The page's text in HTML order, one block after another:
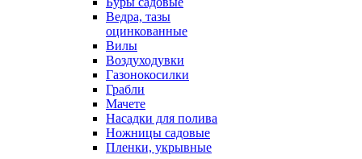
Ведра, тазы
оцинкованные
Вилы
Воздуходувки
Газонокосилки
Грабли
Мачете
Насадки для полива
Ножницы садовые
Пленки, укрывные